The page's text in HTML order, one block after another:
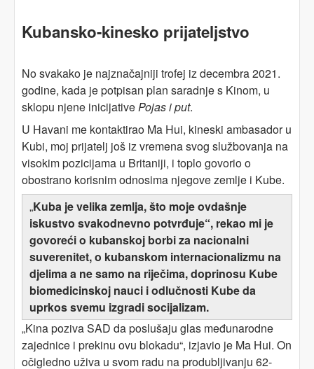
Kubansko-kinesko prijateljstvo
No svakako je najznačajniji trofej iz decembra 2021.
godine, kada je potpisan plan saradnje s Kinom, u
sklopu njene inicijativePojas i put.
U Havani me kontaktirao Ma Hui, kineski ambasador u
Kubi, moj prijatelj još iz vremena svog službovanja na
visokim pozicijama u Britaniji, i toplo govorio o
obostrano korisnim odnosima njegove zemlje i Kube.
„Kuba je velika zemlja, što moje ovdašnje
iskustvo svakodnevno potvrđuje“, rekao mi je
govoreći o kubanskoj borbi za nacionalni
suverenitet, o kubanskom internacionalizmu na
djelima a ne samo na riječima, doprinosu Kube
biomedicinskoj nauci i odlučnosti Kube da
uprkos svemu izgradi socijalizam.
„Kina poziva SAD da poslušaju glas međunarodne
zajednice i prekinu ovu blokadu“, izjavio je Ma Hui. On
očigledno uživa u svom radu na produbljivanju 62-